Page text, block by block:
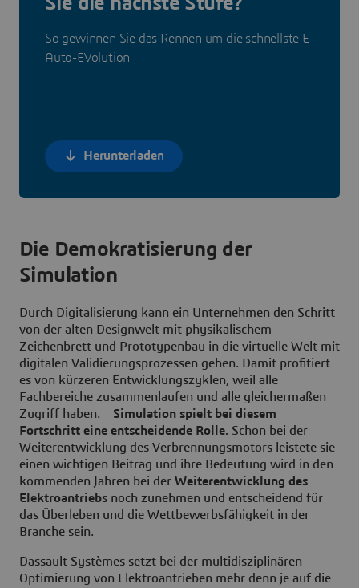
So gewinnen Sie das Rennen um die schnellste E-
Auto-EVolution
Herunterladen
Die Demokratisierung der
Simulation
Durch Digitalisierung kann ein Unternehmen den Schritt
von der alten Designwelt mit physikalischem
Zeichenbrett und Prototypenbau in die virtuelle Welt mit
digitalen Validierungsprozessen gehen. Damit profitiert
es von kürzeren Entwicklungszyklen, weil alle
Fachbereiche zusammenlaufen und alle gleichermaßen
Zugriff haben. Simulation spielt bei diesem
Fortschritt eine entscheidende Rolle. Schon bei der
Weiterentwicklung des Verbrennungsmotors leistete sie
einen wichtigen Beitrag und ihre Bedeutung wird in den
kommenden Jahren bei der Weiterentwicklung des
Elektroantriebs noch zunehmen und entscheidend für
das Überleben und die Wettbewerbsfähigkeit in der
Branche sein.
Dassault Systèmes setzt bei der multidisziplinären
Optimierung von Elektroantrieben mehr denn je auf die